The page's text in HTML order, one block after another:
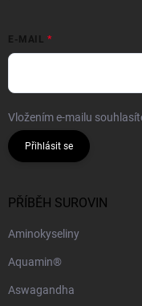
E-MAIL
Vložením e-mailu
Přihlásit se
PŘÍBĚH SUROVIN
Aminokyseliny
Aquamin®
Aswagandha